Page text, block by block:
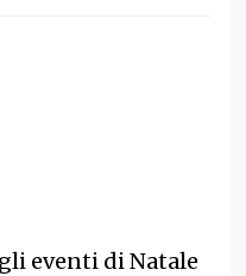
eventi di Natale